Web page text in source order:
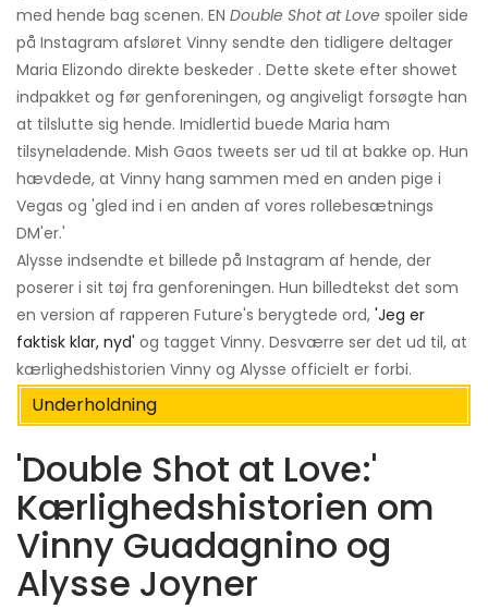
med hende bag scenen. EN Double Shot at Love spoiler side
på Instagram afsløret Vinny sendte den tidligere deltager
Maria Elizondo direkte beskeder . Dette skete efter showet
indpakket og før genforeningen, og angiveligt forsøgte han
at tilslutte sig hende. Imidlertid buede Maria ham
tilsyneladende. Mish Gaos tweets ser ud til at bakke op. Hun
hævdede, at Vinny hang sammen med en anden pige i
Vegas og 'gled ind i en anden af ​​vores rollebesætnings
DM'er.'
Alysse indsendte et billede på Instagram af hende, der
poserer i sit tøj fra genforeningen. Hun billedtekst det som
en version af rapperen Future's berygtede ord, 'Jeg er
faktisk klar, nyd' og tagget Vinny. Desværre ser det ud til, at
kærlighedshistorien Vinny og Alysse officielt er forbi.
Underholdning
'Double Shot at Love:'
Kærlighedshistorien om
Vinny Guadagnino og
Alysse Joyner